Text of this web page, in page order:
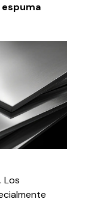
espuma
Los